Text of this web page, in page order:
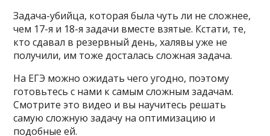
Задача-убийца, которая была чуть ли не сложнее,
чем 17-я и 18-я задачи вместе взятые. Кстати, те,
кто сдавал в резервный день, халявы уже не
получили, им тоже досталась сложная задача.
На ЕГЭ можно ожидать чего угодно, поэтому
готовьтесь с нами к самым сложным задачам.
Смотрите это видео и вы научитесь решать
самую сложную задачу на оптимизацию и
подобные ей.